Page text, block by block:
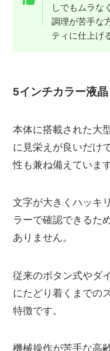
しでもムラな
調理が苦手な
ティに仕上げ
5インチカラー液晶
本体に搭載された大
に見栄えが良いだけ
性も兼ね備えています
文字が大きくハッキ
ラーで確認できるた
ありません。
従来のボタン式やダ
にたどり着くまでの
特徴です。
機械操作が苦手な高